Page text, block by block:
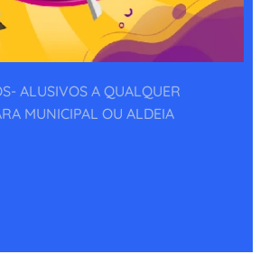
ALUSIVOS A QUALQUER
MUNICIPAL OU ALDEIA